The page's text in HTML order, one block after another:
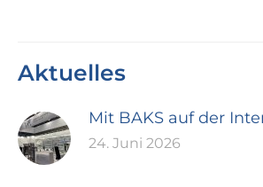
Aktuelles
Mit BAKS auf der
24. Juni 2026